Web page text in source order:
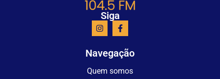
Siga
Navegação
Quem somos